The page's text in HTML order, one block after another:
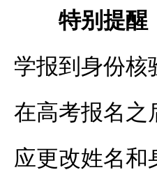
特别提醒
学报到身份核
在高考报名之
应更改姓名和